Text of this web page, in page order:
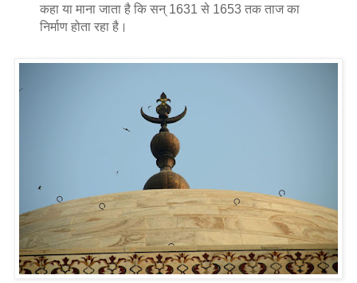
कहा या माना जाता है कि सन् 1631 से 1653 तक ताज का
निर्माण होता रहा है।